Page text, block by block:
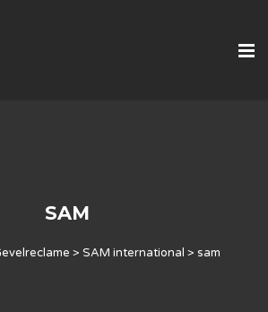
SAM
> SAM international > sam